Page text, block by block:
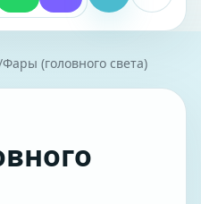
Фары (головного света)